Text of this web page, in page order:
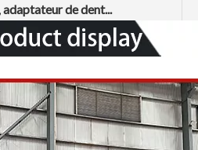
adaptateur de dent...